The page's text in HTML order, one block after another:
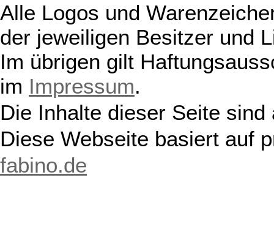
Alle Logos und
der jeweiligen Besitzer und
Im übrigen gilt
im Impressum.
Die Inhalte dieser Seite
Diese Webseite basiert auf
fabino.de